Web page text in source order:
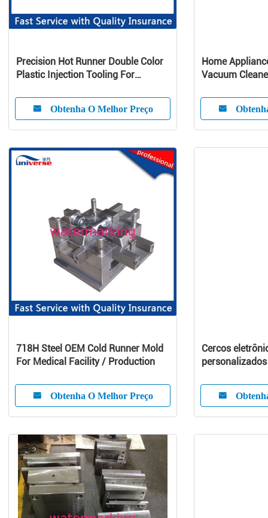
Precision Hot Runner Double Color
Plastic Injection Tooling For
Obtenha O Melhor Preço
Home
Vacuum
718H Steel OEM Cold Runner Mold
For Medical Facility / Production
Obtenha O Melhor Preço
Cercos
screen